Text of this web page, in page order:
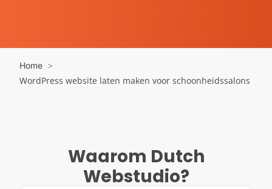
Home
WordPress website laten maken voor schoonheidssalons
Waarom Dutch
Webstudio?